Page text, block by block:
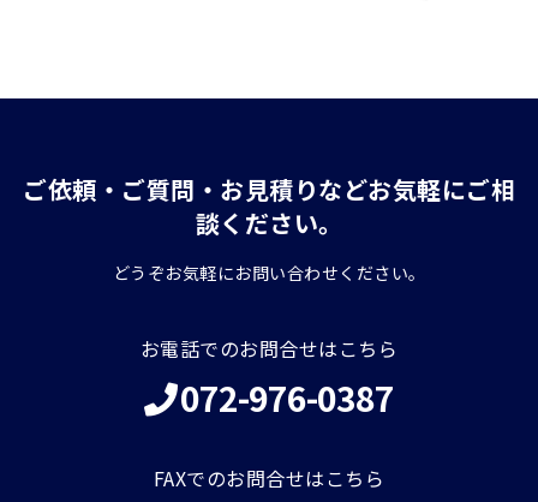
ご依頼・ご質問・お見積りなどお気軽にご相
談ください。
どうぞお気軽にお問い合わせください。
お電話でのお問合せはこちら
072-976-0387
FAXでのお問合せはこちら